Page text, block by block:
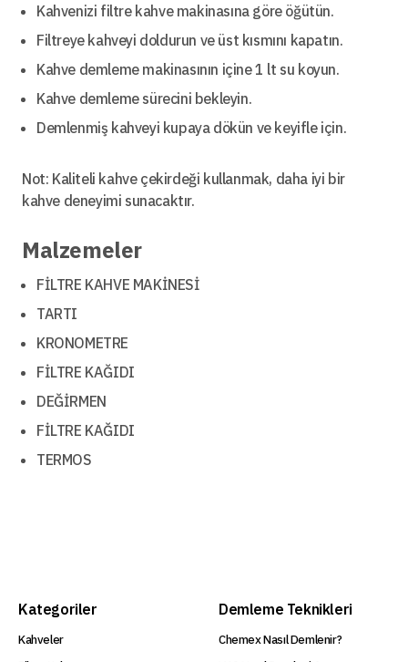
Kahvenizi filtre kahve makinasına göre öğütün.
Filtreye kahveyi doldurun ve üst kısmını kapatın.
Kahve demleme makinasının içine 1 lt su koyun.
Kahve demleme sürecini bekleyin.
Demlenmiş kahveyi kupaya dökün ve keyifle için.
Not: Kaliteli kahve çekirdeği kullanmak, daha iyi bir
kahve deneyimi sunacaktır.
Malzemeler
FİLTRE KAHVE MAKİNESİ
TARTI
KRONOMETRE
FİLTRE KAĞIDI
DEĞİRMEN
FİLTRE KAĞIDI
TERMOS
Kategoriler
Kahveler
Demleme Teknikleri
Chemex Nasıl Demlenir?